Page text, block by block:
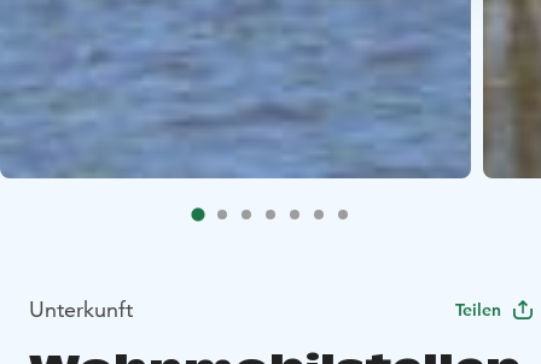
Unterkunft Teilen